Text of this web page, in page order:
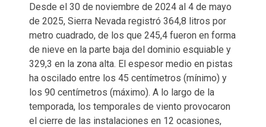
Desde el 30 de noviembre de 2024 al 4 de mayo
de 2025, Sierra Nevada registró 364,8 litros por
metro cuadrado, de los que 245,4 fueron en forma
de nieve en la parte baja del dominio esquiable y
329,3 en la zona alta. El espesor medio en pistas
ha oscilado entre los 45 centímetros (mínimo) y
los 90 centímetros (máximo). A lo largo de la
temporada, los temporales de viento provocaron
el cierre de las instalaciones en 12 ocasiones,